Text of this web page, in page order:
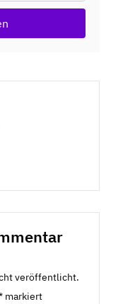
veröffentlicht.
markiert